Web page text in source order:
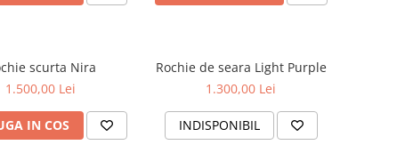
scurta Nira
1.500,00 Lei
IN COS
Rochie de seara Light Purple
1.300,00 Lei
INDISPONIBIL